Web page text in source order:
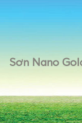
Sơn Nano